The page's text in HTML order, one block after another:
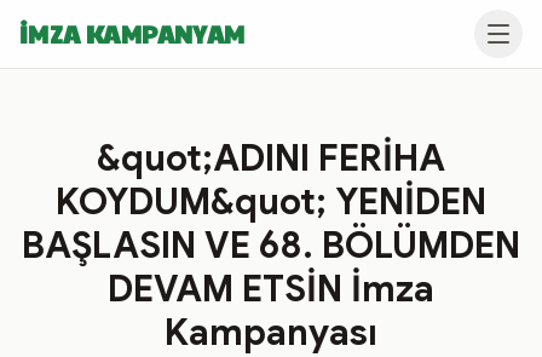
İMZA KAMPANYAM
&quot;ADINI FERİHA
KOYDUM&quot; YENİDEN
BAŞLASIN VE 68. BÖLÜMDEN
DEVAM ETSİN İmza
Kampanyası